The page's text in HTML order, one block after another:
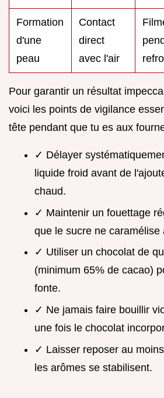
Formation
d'une
peau
Contact
direct
avec l'air
Pour garantir un résultat
voici les points de vigilance
tête pendant que tu es aux
✓ Délayer
liquide froid avant de
chaud.
✓ Maintenir un fouettage
que le sucre ne caramélise
✓ Utiliser un chocolat de
(minimum 65% de cacao)
fonte.
✓ Ne jamais faire bouillir
une fois le chocolat
✓ Laisser reposer au
les arômes se stabilisent.